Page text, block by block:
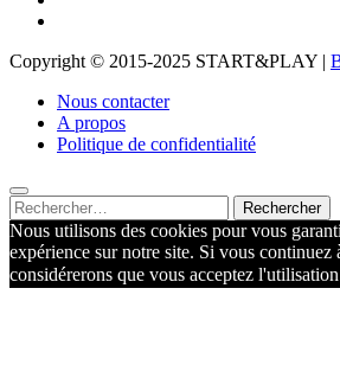
Copyright © 2015-2025 START&PLAY |
Nous contacter
A propos
Politique de confidentialité
Rechercher :
Nous utilisons des cookies pour vous
expérience sur notre site. Si vous continuez
considérerons que vous acceptez